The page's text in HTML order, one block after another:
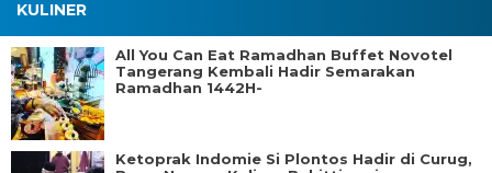
KULINER
All You Can Eat Ramadhan Buffet Novotel
Tangerang Kembali Hadir Semarakan
Ramadhan 1442H-
Ketoprak Indomie Si Plontos Hadir di Curug,